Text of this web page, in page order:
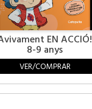
EN ACCIÓ!
8-9 anys
VER/COMPRAR